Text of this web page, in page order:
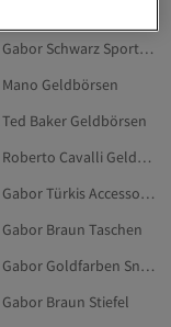
Gabor Schwarz Sport & Outdoors
Mano Geldbörsen
Ted Baker Geldbörsen
Roberto Cavalli Geldbörsen
Gabor Türkis Accessoires
Gabor Braun Taschen
Gabor Goldfarben Sneaker
Gabor Braun Stiefel